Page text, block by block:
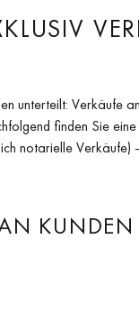
unterteilt: Verkäufe
finden Sie eine
notarielle Verkäufe)